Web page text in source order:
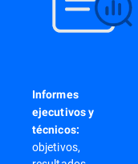
Informes
ejecutivos y
técnicos:
objetivos,